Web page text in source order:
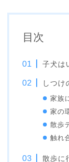
目次
子犬は
しつけ
家族
家の
散歩
触れ
散歩に